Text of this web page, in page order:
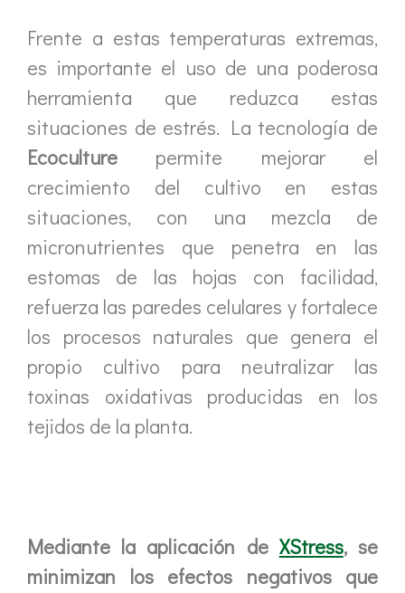
Frente a estas temperaturas extremas,
es importante el uso de una poderosa
herramienta que reduzca estas
situaciones de estrés. La tecnología de
Ecoculture permite mejorar el
crecimiento del cultivo en estas
situaciones, con una mezcla de
micronutrientes que penetra en las
estomas de las hojas con facilidad,
refuerza las paredes celulares y fortalece
los procesos naturales que genera el
propio cultivo para neutralizar las
toxinas oxidativas producidas en los
tejidos de la planta.
Mediante la aplicación de XStress, se
minimizan los efectos negativos que